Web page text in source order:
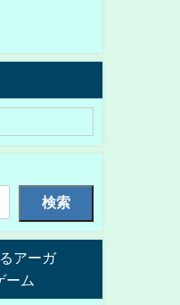
検索
アーガ
ーム